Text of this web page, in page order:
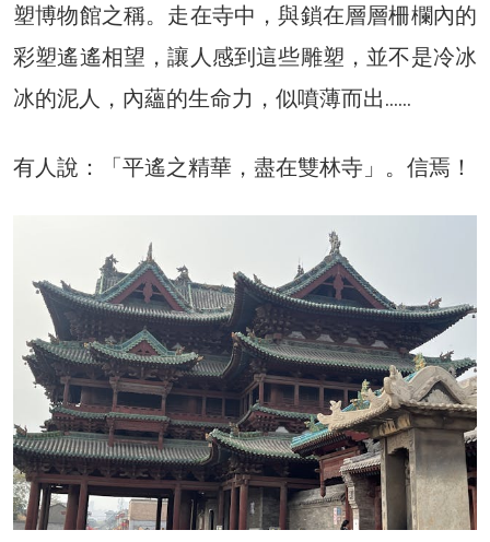
塑博物館之稱。走在寺中，與鎖在層層柵欄內的
彩塑遙遙相望，讓人感到這些雕塑，並不是冷冰
冰的泥人，內蘊的生命力，似噴薄而出……
有人說：「平遙之精華，盡在雙林寺」。信焉！